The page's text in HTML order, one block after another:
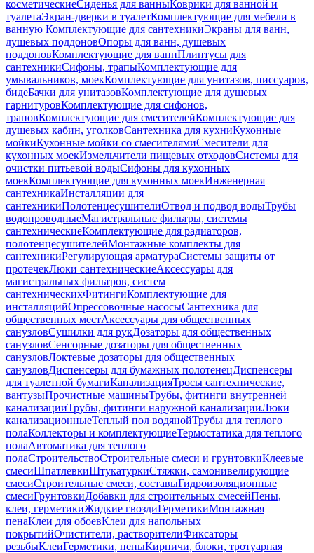
косметическиеСиденья для ванныКоврики для ванной и
туалетаЭкран-дверки в туалетКомплектующие для мебели в
ванную Комплектующие для сантехникиЭкраны для ванн,
душевых поддоновОпоры для ванн, душевых
поддоновКомплектующие для ваннПлинтусы для
сантехникиСифоны, трапыКомплектующие для
умывальников, моекКомплектующие для унитазов, писсуаров,
бидеБачки для унитазовКомплектующие для душевых
гарнитуровКомплектующие для сифонов,
траповКомплектующие для смесителейКомплектующие для
душевых кабин, уголковСантехника для кухниКухонные
мойкиКухонные мойки со смесителямиСмесители для
кухонных моекИзмельчители пищевых отходовСистемы для
очистки питьевой водыСифоны для кухонных
моекКомплектующие для кухонных моекИнженерная
сантехникаИнсталляции для
сантехникиПолотенцесушителиОтвод и подвод водыТрубы
водопроводныеМагистральные фильтры, системы
сантехническиеКомплектующие для радиаторов,
полотенцесушителейМонтажные комплекты для
сантехникиРегулирующая арматураСистемы защиты от
протечекЛюки сантехническиеАксессуары для
магистральных фильтров, систем
сантехническихФитингиКомплектующие для
инсталляцийОпрессовочные насосыСантехника для
общественных местАксессуары для общественных
санузловСушилки для рукДозаторы для общественных
санузловСенсорные дозаторы для общественных
санузловЛоктевые дозаторы для общественных
санузловДиспенсеры для бумажных полотенецДиспенсеры
для туалетной бумагиКанализацияТросы сантехнические,
вантузыПрочистные машиныТрубы, фитинги внутренней
канализацииТрубы, фитинги наружной канализацииЛюки
канализационныеТеплый пол водянойТрубы для теплого
полаКоллекторы и комплектующиеТермостатика для теплого
полаАвтоматика для теплого
полаСтроительствоСтроительные смеси и грунтовкиКлеевые
смесиШпатлевкиШтукатуркиСтяжки, самонивелирующие
смесиСтроительные смеси, составыГидроизоляционные
смесиГрунтовкиДобавки для строительных смесейПены,
клеи, герметикиЖидкие гвоздиГерметикиМонтажная
пенаКлеи для обоевКлеи для напольных
покрытийОчистители, растворителиФиксаторы
резьбыКлеиГерметики, пеныКирпичи, блоки, тротуарная